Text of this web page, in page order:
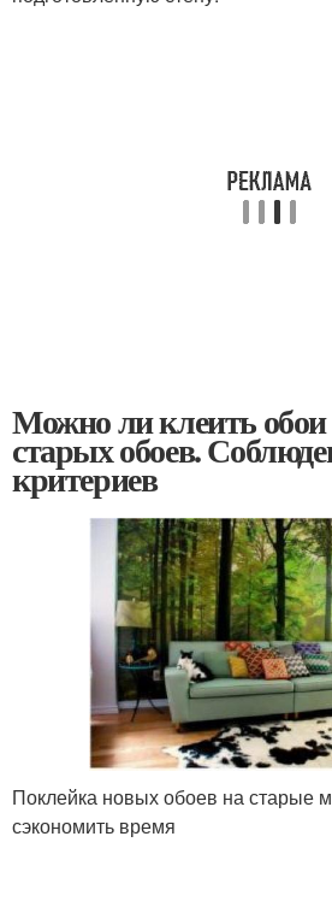
Можно ли клеить обои
старых обоев.
критериев
Поклейка новых обоев на старые
сэкономить время